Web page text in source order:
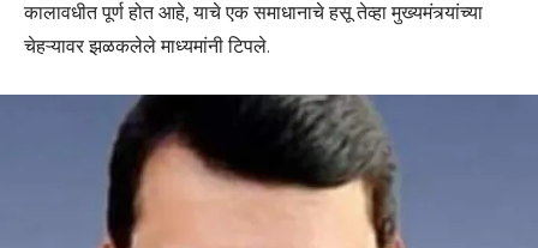
कालावधीत पूर्ण होत आहे, याचे एक समाधानाचे हसू तेव्हा मुख्यमंत्र्यांच्या
चेहऱ्यावर झळकलेले माध्यमांनी टिपले.